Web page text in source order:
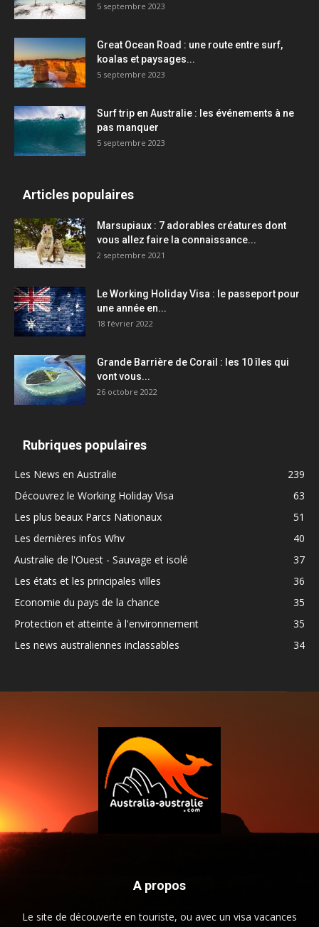
5 septembre 2023
Great Ocean Road : une route entre surf,
koalas et paysages...
5 septembre 2023
Surf trip en Australie : les événements à ne
pas manquer
5 septembre 2023
Articles populaires
Marsupiaux : 7 adorables créatures dont
vous allez faire la connaissance...
2 septembre 2021
Le Working Holiday Visa : le passeport pour
une année en...
18 février 2022
Grande Barrière de Corail : les 10 îles qui
vont vous...
26 octobre 2022
Rubriques populaires
Les News en Australie
239
Découvrez le Working Holiday Visa
63
Les plus beaux Parcs Nationaux
51
Les dernières infos Whv
40
Australie de l'Ouest - Sauvage et isolé
37
Les états et les principales villes
36
Economie du pays de la chance
35
Protection et atteinte à l'environnement
35
Les news australiennes inclassables
34
A propos
Le site de découverte en touriste, ou avec un visa vacances